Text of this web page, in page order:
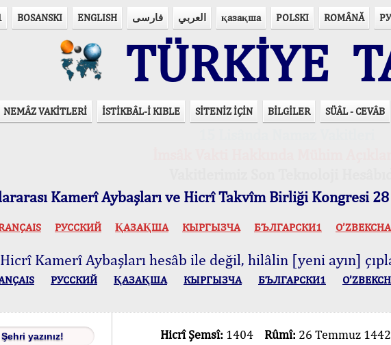
BOSANSKI ENGLISH فارسی العربي қазақша POLSKI ROMÂNĂ
TÜRKİYE
NEMÂZ VAKİTLERİ İSTİKBÂL-İ KIBLE SİTENİZ İÇİN BİLGİLER SÜÂL - CEVÂB
Kamerî Aybaşları ve Hicrî Takvîm Birliği Kongresi
РУССКИЙ ҚАЗАҚША КЫPГЫЗЧA БЪЛГАРСКИ1 O’ZBEKCHA
Kamerî Aybaşları hesâb ile değil, hilâlin [yeni ayın]
РУССКИЙ ҚАЗАҚША КЫPГЫЗЧA БЪЛГАРСКИ1
Hicrî Şemsî: 1404 Rûmî: 26 Temmuz